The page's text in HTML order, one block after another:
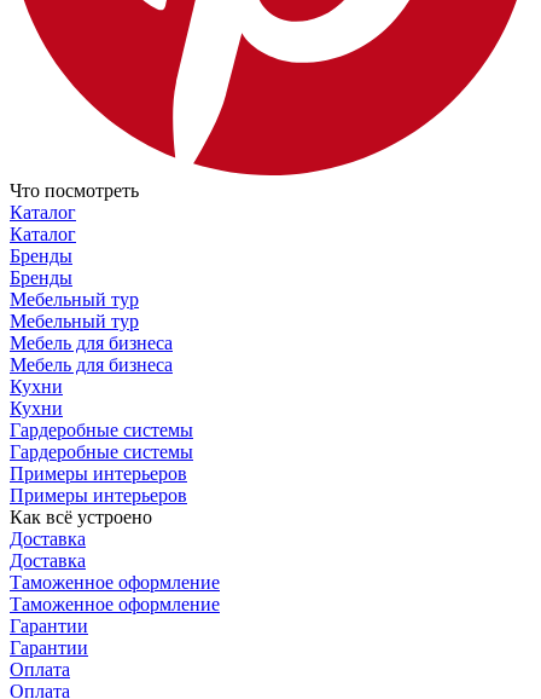
Что посмотреть
Каталог
Каталог
Бренды
Бренды
Мебельный тур
Мебельный тур
Мебель для бизнеса
Мебель для бизнеса
Кухни
Кухни
Гардеробные системы
Гардеробные системы
Примеры интерьеров
Примеры интерьеров
Как всё устроено
Доставка
Доставка
Таможенное оформление
Таможенное оформление
Гарантии
Гарантии
Оплата
Оплата